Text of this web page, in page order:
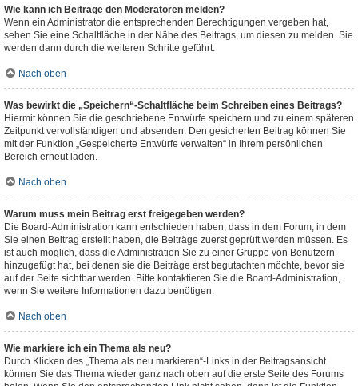
Wie kann ich Beiträge den Moderatoren melden?
Wenn ein Administrator die entsprechenden Berechtigungen vergeben hat,
sehen Sie eine Schaltfläche in der Nähe des Beitrags, um diesen zu melden. Sie
werden dann durch die weiteren Schritte geführt.
Nach oben
Was bewirkt die „Speichern“-Schaltfläche beim Schreiben eines Beitrags?
Hiermit können Sie die geschriebene Entwürfe speichern und zu einem späteren
Zeitpunkt vervollständigen und absenden. Den gesicherten Beitrag können Sie
mit der Funktion „Gespeicherte Entwürfe verwalten“ in Ihrem persönlichen
Bereich erneut laden.
Nach oben
Warum muss mein Beitrag erst freigegeben werden?
Die Board-Administration kann entschieden haben, dass in dem Forum, in dem
Sie einen Beitrag erstellt haben, die Beiträge zuerst geprüft werden müssen. Es
ist auch möglich, dass die Administration Sie zu einer Gruppe von Benutzern
hinzugefügt hat, bei denen sie die Beiträge erst begutachten möchte, bevor sie
auf der Seite sichtbar werden. Bitte kontaktieren Sie die Board-Administration,
wenn Sie weitere Informationen dazu benötigen.
Nach oben
Wie markiere ich ein Thema als neu?
Durch Klicken des „Thema als neu markieren“-Links in der Beitragsansicht
können Sie das Thema wieder ganz nach oben auf die erste Seite des Forums